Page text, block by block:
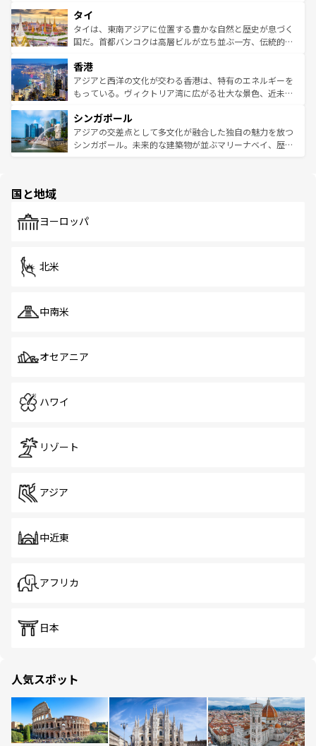
リティに包まれながら、韓国の多彩な魅力を心ゆくまで味
わってみてほしい。 なお、新着の韓国情報はコンテンツ一
覧を参照してほしい。
急速な発展と共に伝統が息づく。ハノイの古い町並みやホ
ーチミン市のフランス統治時代の建物も、独特の雰囲気を
醸し出している。また、バラエティの豊かさとおいしさで
とつ。フォーやバインミー、ベトナムコーヒーなどは、ぜ
ひ現地で味わいたい。どの地域を訪れてもあたたかい人々
が旅行者を迎えてくれるので、きっと忘れられない旅にな
参照してほしい。
タイ
タイは、東南アジアに位置する豊かな自然と歴史が息づく
国だ。首都バンコクは高層ビルが立ち並ぶ一方、伝統的な
の活気が交差している。北部ではチェンマイなどの山岳地
帯で自然と触れ合い、南部ではプーケットやクラビの美し
いビーチでリゾート気分を楽しむことができる。タイ料理
激する。気候は一年中温暖で、どの季節にも異なる楽しみ
が待っている。親しみやすいタイの人々、仏教を中心とし
た文化、そして多様な観光資源が、訪れる旅人を魅了し続
香港
アジアと西洋の文化が交わる香港は、特有のエネルギーを
もっている。ヴィクトリア湾に広がる壮大な景色、近未来
み、どこを訪れても感動するはず。観光スポットが密集し
ており、効率よく見どころを回れるのも魅力。息をのむよ
うな絶景から文化的な体験まで、香港を存分に楽しみ尽く
シンガポール
アジアの交差点として多文化が融合した独自の魅力を放つ
シンガポール。未来的な建築物が並ぶマリーナベイ、歴史
で、ホーカーズは地元の風情を楽しめる外せないスポット
国と地域
ヨーロッパ
北米
中南米
オセアニア
ハワイ
リゾート
アジア
中近東
アフリカ
日本
人気スポット